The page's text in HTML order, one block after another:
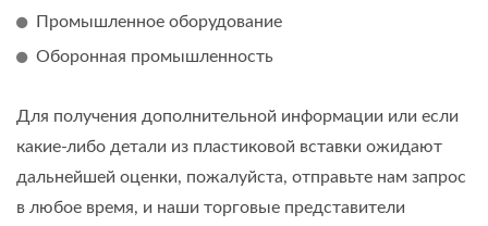
Промышленное оборудование
Оборонная промышленность
Для получения дополнительной информации или если
какие-либо детали из пластиковой вставки ожидают
дальнейшей оценки, пожалуйста, отправьте нам запрос
в любое время, и наши торговые представители